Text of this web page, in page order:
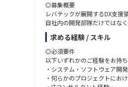
◎募集概要
レバテックが展開するDX支援
自社内の開発部隊だけではな
フレームワークで終わる戦略
◎業務内容
業務改革やDX推進を目的とし
◆生成AIなどの最新技術を活用
◆PoC（概念実証）の計画策
◆システム刷新における要件定
求める経験 / スキル
◎必須要件
以下いずれかのご経験をお持
・システム・ソフトウェア開
・何らかのプロジェクトにお